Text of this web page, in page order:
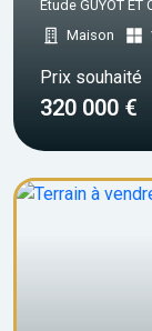
Étude GUYOT
Maison
Prix souhaité
320 000 €